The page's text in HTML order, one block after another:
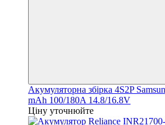
Акумуляторна збірка 4S2P
mAh 100/180A 14.8/16.8V
Ціну уточнюйте